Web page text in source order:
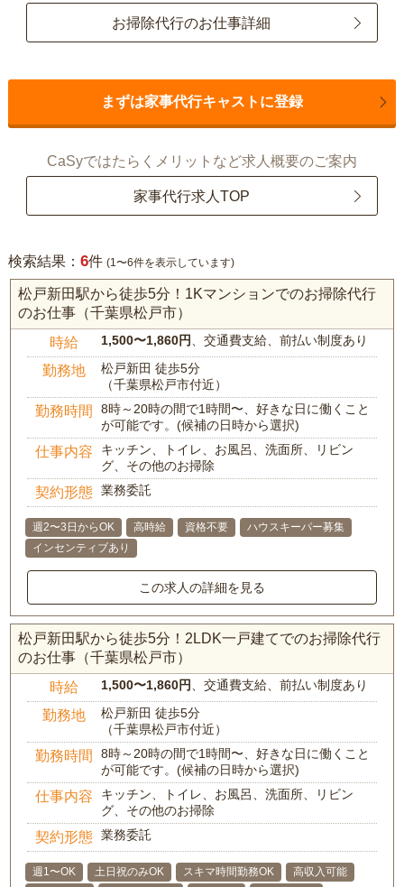
お掃除代行のお仕事詳細
まずは家事代行キャストに登録
CaSyではたらくメリットなど求人概要のご案内
家事代行求人TOP
検索結果： 6件 (1〜6件を表示しています)
松戸新田駅から徒歩5分！1Kマンションでのお掃除代行
のお仕事（千葉県松戸市）
時給 1,500〜1,860円、交通費支給、前払い制度あり
勤務地
松戸新田 徒歩5分
（千葉県松戸市付近）
勤務時間
8時～20時の間で1時間〜、好きな日に働くこと
が可能です。(候補の日時から選択)
仕事内容
キッチン、トイレ、お風呂、洗面所、リビン
グ、その他のお掃除
契約形態 業務委託
週2〜3日からOK 高時給 資格不要
ハウスキーパー募集
インセンティブあり
この求人の詳細を見る
松戸新田駅から徒歩5分！2LDK一戸建てでのお掃除代行
のお仕事（千葉県松戸市）
時給 1,500〜1,860円、交通費支給、前払い制度あり
勤務地
松戸新田 徒歩5分
（千葉県松戸市付近）
勤務時間
8時～20時の間で1時間〜、好きな日に働くこと
が可能です。(候補の日時から選択)
仕事内容
キッチン、トイレ、お風呂、洗面所、リビン
グ、その他のお掃除
契約形態 業務委託
週1〜OK 土日祝のみOK スキマ時間勤務OK
高収入可能